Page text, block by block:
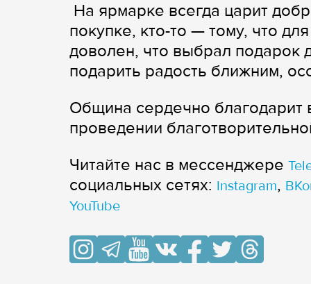
На ярмарке всегда царит
покупке, кто-то — тому, что
доволен, что выбрал подарок
подарить радость ближним,
Община сердечно благодарит
проведении
Читайте нас в мессенджере
cоциальных сетях: Instagram,
YouTube